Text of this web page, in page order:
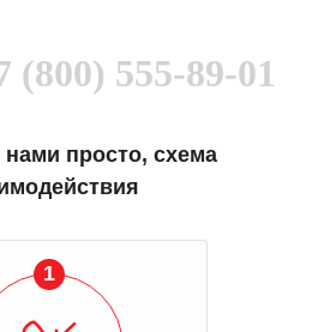
(800) 555-89-01
нами просто, схема
1